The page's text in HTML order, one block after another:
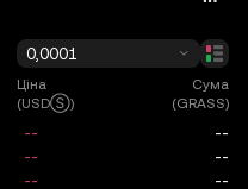
0,0001
Ціна
(USDⓈ)
Сума
(GRASS)